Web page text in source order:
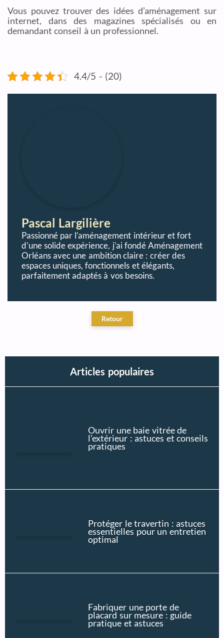
Vous pouvez trouver des idées d’aménagement sur
internet, dans des magazines spécialisés ou en
demandant conseil à un professionnel.
4.4/5 - (20)
Pascal Largilière
Passionné par l’aménagement intérieur et fort
d’une solide expérience, j’ai fondé Aménagement
Orléans avec une ambition claire : créer des
espaces uniques, fonctionnels et élégants,
parfaitement adaptés à vos besoins.
Articles populaires
Ouvrir une baie vitrée de
l’extérieur : astuces et conseils
pratiques
Protéger le travertin : astuces
essentielles pour un entretien
optimal
Fabriquer une porte de
placard sur mesure : guide
pratique et astuces